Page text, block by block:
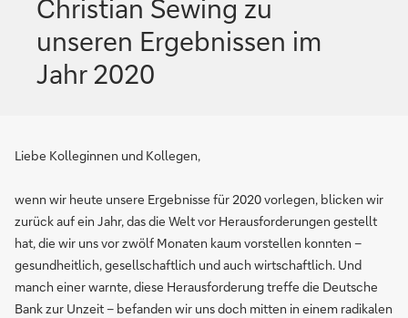
Christian Sewing zu
unseren Ergebnissen im
Jahr 2020
Liebe Kolleginnen und Kollegen,
wenn wir heute unsere Ergebnisse für 2020 vorlegen, blicken wir
zurück auf ein Jahr, das die Welt vor Herausforderungen gestellt
hat, die wir uns vor zwölf Monaten kaum vorstellen konnten –
gesundheitlich, gesellschaftlich und auch wirtschaftlich. Und
manch einer warnte, diese Herausforderung treffe die Deutsche
Bank zur Unzeit – befanden wir uns doch mitten in einem radikalen